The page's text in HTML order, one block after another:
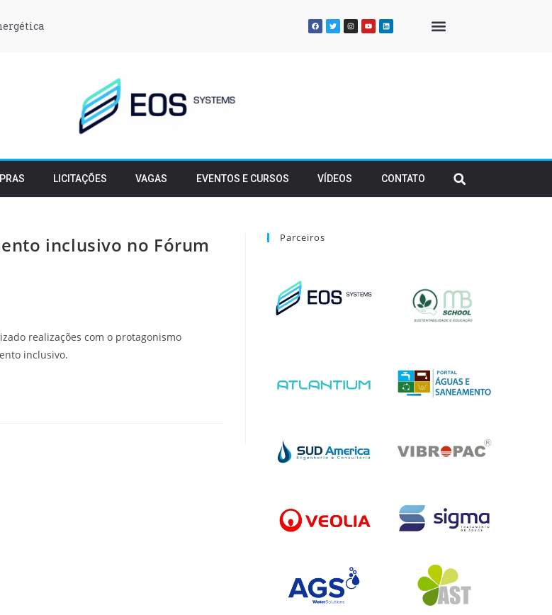
LICITAÇÕES VAGAS EVENTOS E CURSOS VÍDEOS CONTATO
inclusivo no Fórum
realizações com o protagonismo
inclusivo.
Parceiros